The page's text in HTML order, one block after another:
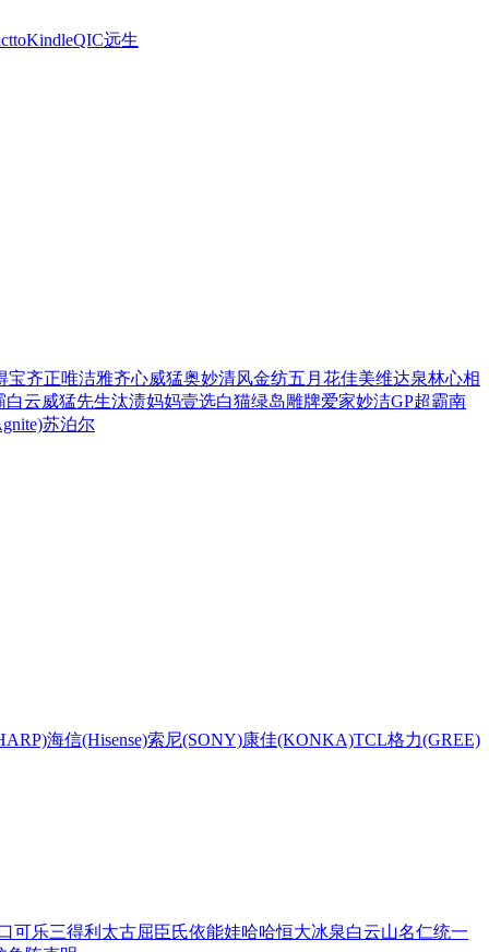
KindleQIC远生
宝齐正唯洁雅齐心威猛奥妙清风金纺五月花佳美维达泉林心相
白云威猛先生汰渍妈妈壹选白猫绿岛雕牌爱家妙洁GP超霸南
苏泊尔
海信(Hisense)索尼(SONY)康佳(KONKA)TCL格力(GREE)
可乐三得利 太古屈臣氏依能娃哈哈恒大冰泉白云山名仁统一